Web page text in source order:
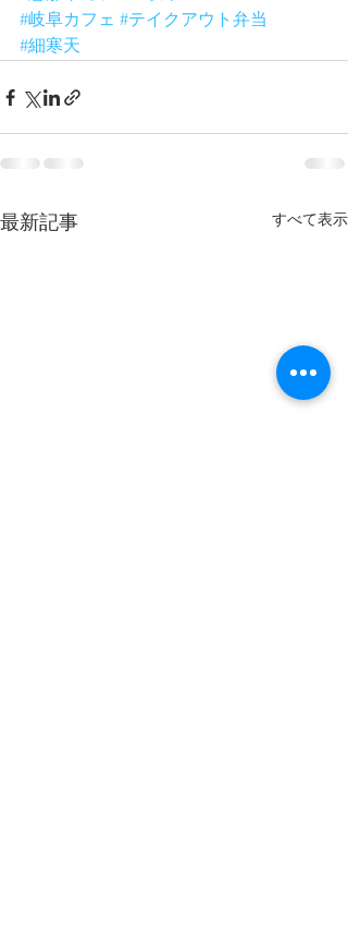
#岐阜カフェ #テイクアウト弁当
#細寒天
最新記事 すべて表示